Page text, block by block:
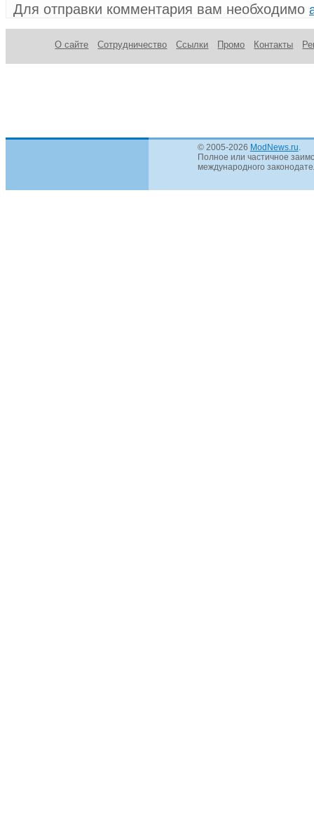
Для отправки комментария вам необходимо
О сайте Сотрудничество Ссылки Промо Контакты
© 2005-2026 ModNews.ru
Полное или частичное
международного